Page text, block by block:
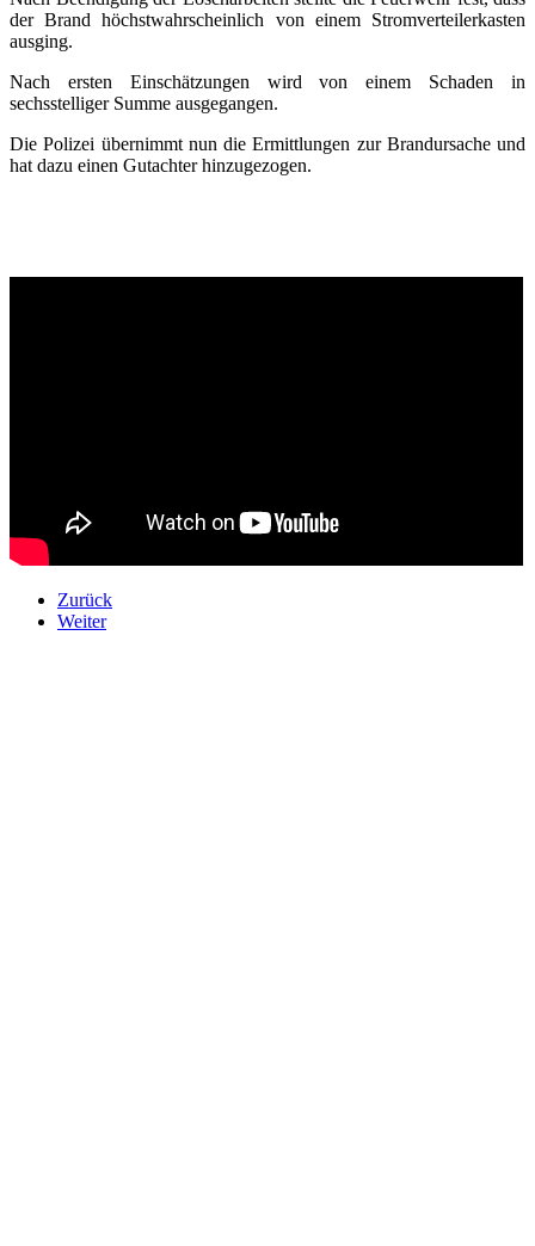
der Brand höchstwahrscheinlich von einem Stromverteilerkasten
ausging.
Nach ersten Einschätzungen wird von einem Schaden in
sechsstelliger Summe ausgegangen.
Die Polizei übernimmt nun die Ermittlungen zur Brandursache und
hat dazu einen Gutachter hinzugezogen.
Zurück
Weiter